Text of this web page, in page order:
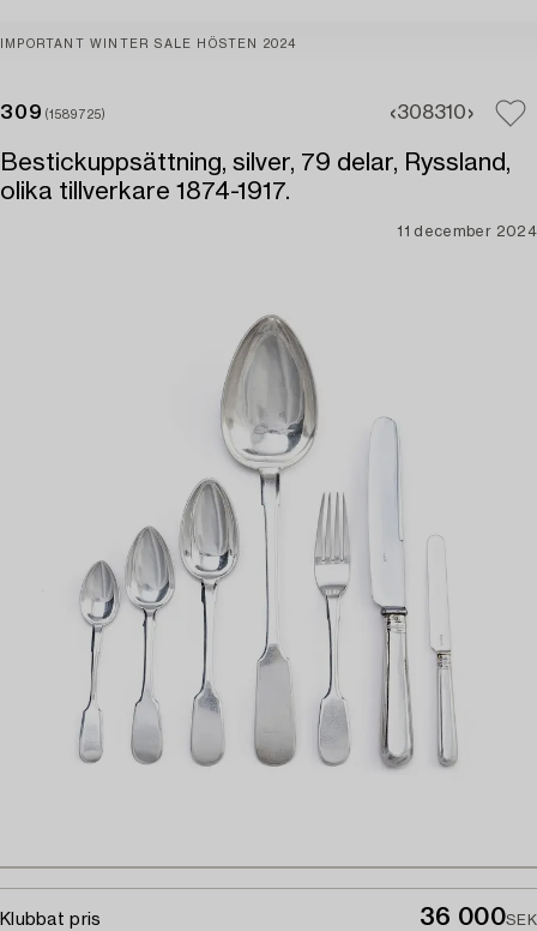
IMPORTANT WINTER SALE HÖSTEN 2024
309 (1589725) 308310
Bestickuppsättning, silver, 79 delar, Ryssland,
olika tillverkare 1874-1917.
11 december 2024
Klubbat pris 36 000SEK